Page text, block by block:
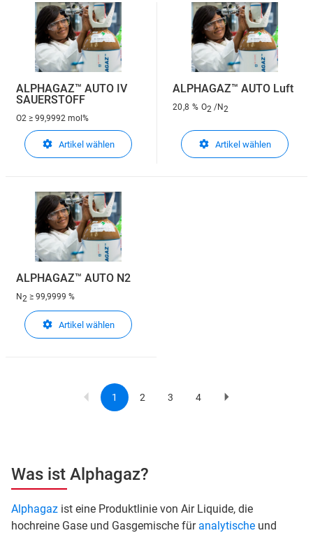
ALPHAGAZ™ AUTO IV
SAUERSTOFF
O2 ≥ 99,9992 mol%
Artikel wählen
ALPHAGAZ™ AUTO Luft
20,8 % O2 /N2
Artikel wählen
ALPHAGAZ™ AUTO N2
N2 ≥ 99,9999 %
Artikel wählen
Current
page
1 Page
2 Page
3 Page
4
Next
Was ist Alphagaz?
Alphagaz ist eine Produktlinie von Air Liquide, die
hochreine Gase und Gasgemische für analytische und